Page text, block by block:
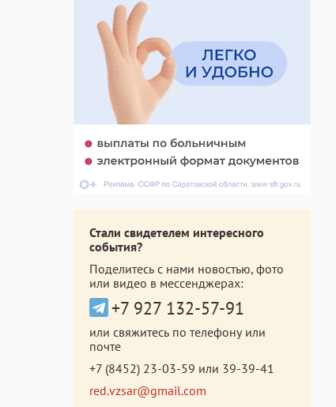
Стали свидетелем интересного
события?
Поделитесь с нами новостью, фото
или видео в мессенджерах:
+7 927 132-57-91
или свяжитесь по телефону или
почте
+7 (8452) 23-03-59 или 39-39-41
red.vzsar@gmail.com